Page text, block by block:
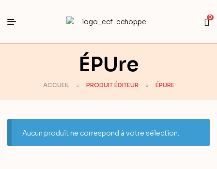
0
ÉPUre
ACCUEIL PRODUIT ÉDITEUR ÉPURE
Aucun produit ne correspond à votre sélection.